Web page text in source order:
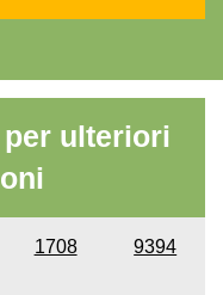
ulteriori
1708 9394